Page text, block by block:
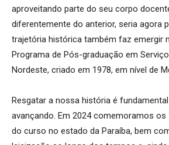
aproveitando parte do seu corpo
diferentemente do anterior, seria agora
trajetória histórica também faz emergir
Programa de Pós-graduação em
Nordeste, criado em 1978, em nível de
Resgatar a nossa história é
avançando. Em 2024 comemoramos os
do curso no estado da Paraíba, bem